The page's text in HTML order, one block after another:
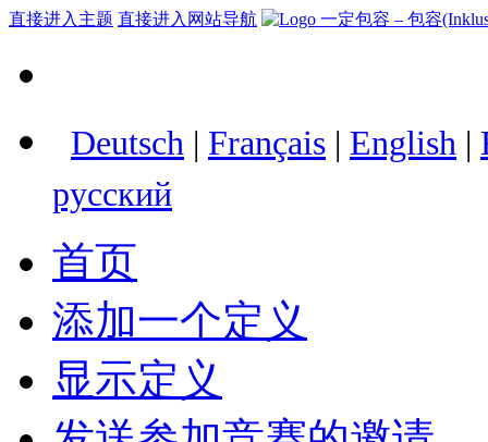
直接进入主题 直接进入网站导航
Deutsch | Français | English |
русский
首页
添加一个定义
显示定义